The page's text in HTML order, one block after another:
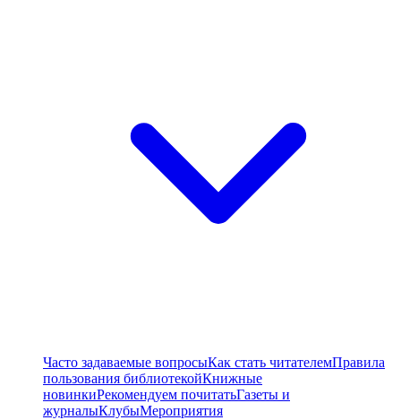
Часто задаваемые вопросыКак стать читателемПравила
пользования библиотекойКнижные
новинкиРекомендуем почитатьГазеты и
журналыКлубыМероприятия